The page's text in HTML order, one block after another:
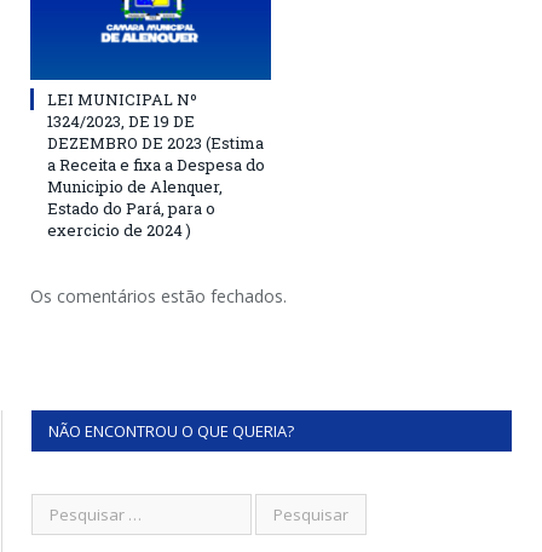
LEI MUNICIPAL Nº
1324/2023, DE 19 DE
DEZEMBRO DE 2023 (Estima
a Receita e fixa a Despesa do
Municipio de Alenquer,
Estado do Pará, para o
exercicio de 2024 )
Os comentários estão fechados.
NÃO ENCONTROU O QUE QUERIA?